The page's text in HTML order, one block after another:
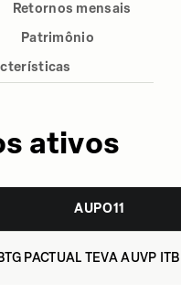
Retornos mensais
Patrimônio
ativos
AUPO11
PACTUAL TEVA AUVP